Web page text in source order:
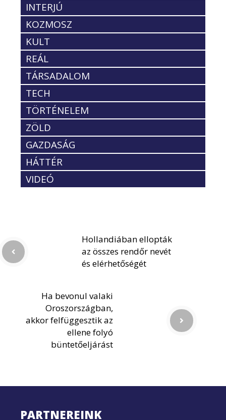
INTERJÚ
KOZMOSZ
KULT
REÁL
TÁRSADALOM
TECH
TÖRTÉNELEM
ZÖLD
GAZDASÁG
HÁTTÉR
VIDEÓ
Hollandiában ellopták
az összes rendőr nevét
és elérhetőségét
Ha bevonul valaki
Oroszországban,
akkor felfüggesztik az
ellene folyó
büntetőeljárást
PARTNEREINK